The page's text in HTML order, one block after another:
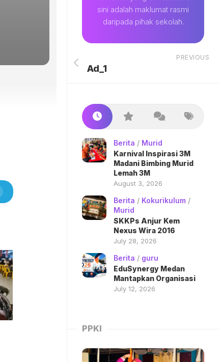
sini adalah maklumat rasmi
daripada pihak sekolah.
PREVIOUS
Ad_1
Berita / Murid
Karnival Inspirasi 3M
Madani Bimbing Murid
Lemah 3M
August 3, 2026
Berita / Kokurikulum /
Murid
SKKPs Anjur Kem
Nexus Wira 2016
July 28, 2026
Berita / guru
EduSynergy Medan
Mantapkan Organisasi
July 12, 2026
PPKI